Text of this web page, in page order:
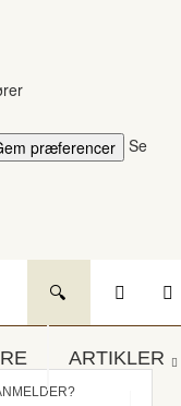
præferencer
Se
ARTIKLER